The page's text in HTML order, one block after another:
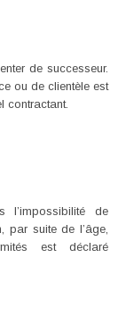
de successeur.
ou de clientèle est
contractant.
l’impossibilité de
par suite de l’âge,
est déclaré